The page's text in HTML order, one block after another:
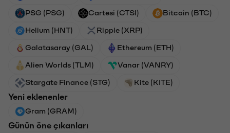
PSG (PSG) Cartesi (CTSI) Bitcoin (BTC)
Helium (HNT) Ripple (XRP)
Galatasaray (GAL) Ethereum (ETH)
Alien Worlds (TLM) Vanar (VANRY)
Stargate Finance (STG) Kite (KITE)
Yeni eklenenler
Gram (GRAM)
Günün öne çıkanları